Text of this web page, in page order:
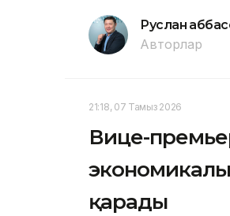
Руслан
Авторлар
21:18, 07 Тамыз 2026
Вице-
қарады